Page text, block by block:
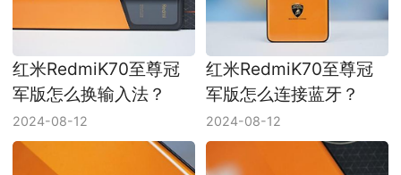
红米RedmiK70至尊冠
军版怎么换输入法？
2024-08-12
红米RedmiK70至尊冠
军版怎么连接蓝牙？
2024-08-12